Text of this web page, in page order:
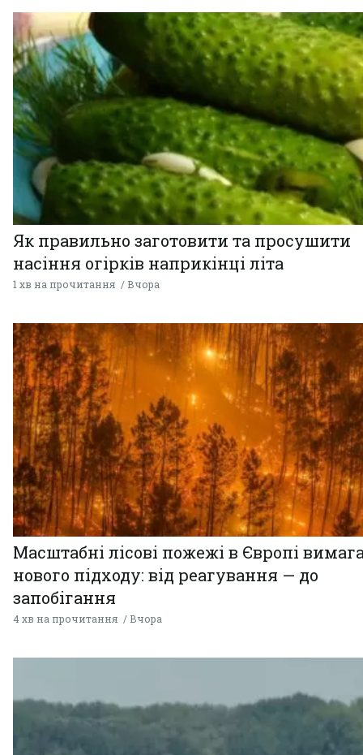
Як правильно заготовити та просушити
насіння огірків наприкінці літа
1 хв на прочитання Вчора
Масштабні лісові пожежі в Європі
нового підходу: від реагування — до
запобігання
4 хв на прочитання Вчора